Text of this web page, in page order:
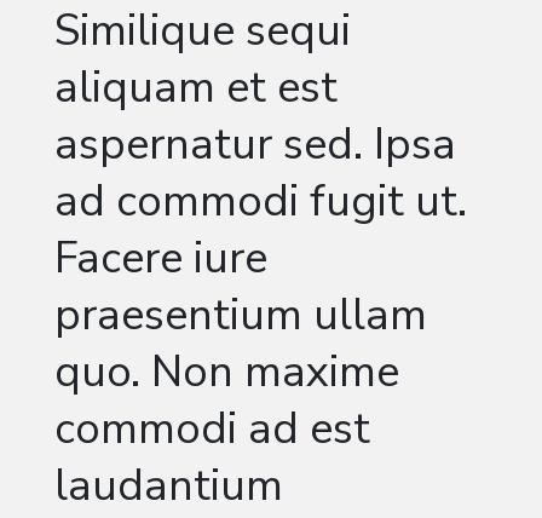
Similique sequi
aliquam et est
aspernatur sed. Ipsa
ad commodi fugit ut.
Facere iure
praesentium ullam
quo. Non maxime
commodi ad est
laudantium